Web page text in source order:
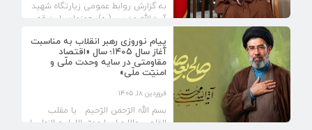
به گزارش روابط عمومی زیارتگاه شهید
آیت‌الله مدرس (ره)، همزمان با بدرقه
مطهر رهبر شهید،...
پیام نوروزی رهبر انقلاب به مناسبت
آغاز سال ۱۴۰۵؛ سال «اقتصاد
مقاومتی در سایه وحدت ملّی و
امنیّت ملّی»
فروردین ۱۸, ۱۴۰۵
بسم الله الرّحمن الرّحیم یا مقلب
القلوب والابصار یا مدبّر اللیل و النهار یا